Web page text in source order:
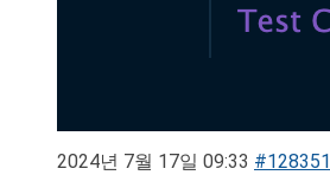
2024년 7월 17일 09:33 #128351